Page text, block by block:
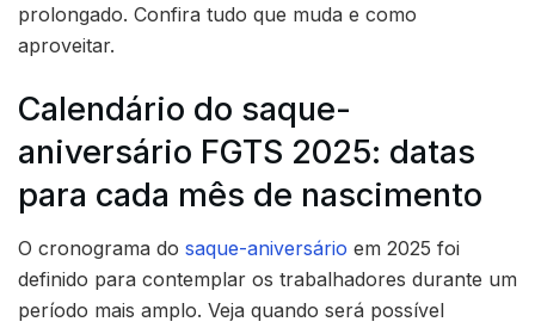
prolongado. Confira tudo que muda e como
aproveitar.
Calendário do saque-
aniversário FGTS 2025: datas
para cada mês de nascimento
O cronograma do saque-aniversário em 2025 foi
definido para contemplar os trabalhadores durante um
período mais amplo. Veja quando será possível